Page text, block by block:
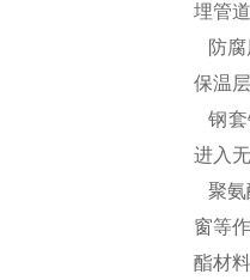
埋管
防腐
保温
钢套
进入
聚氨
窗等
酯材